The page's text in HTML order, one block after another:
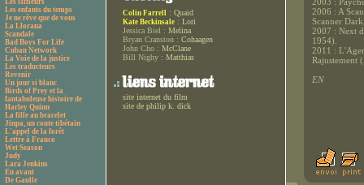
Les siffleurs
Les enfants du temps
Je ne rêve que de vous
La Llorana
Scandale
Bad Boys For Life
Cuban Network
La Voie de la justice
Les traducteurs
Revenir
Un jour si blanc
Birds of Prey et la
fantabuleuse histoire de
Harley Quinn
La fille au bracelet
Jinpa, un conte tibétain
L'appel de la forêt
Lettre à Franco
Wet Season
Judy
Lara Jenkins
En avant
De Gaulle
Colin Farrell : Quaid
Kate Beckinsale : Lori
Jessica Biel : Melina
Bryan Cranston : Cohaagen
John Cho : McClane
Bill Nighy : Matthias
site internet du film
site de philip k. dick
2006 : A
Scanner
2007 : Next
1954).
2011 :
Rajustement
EN